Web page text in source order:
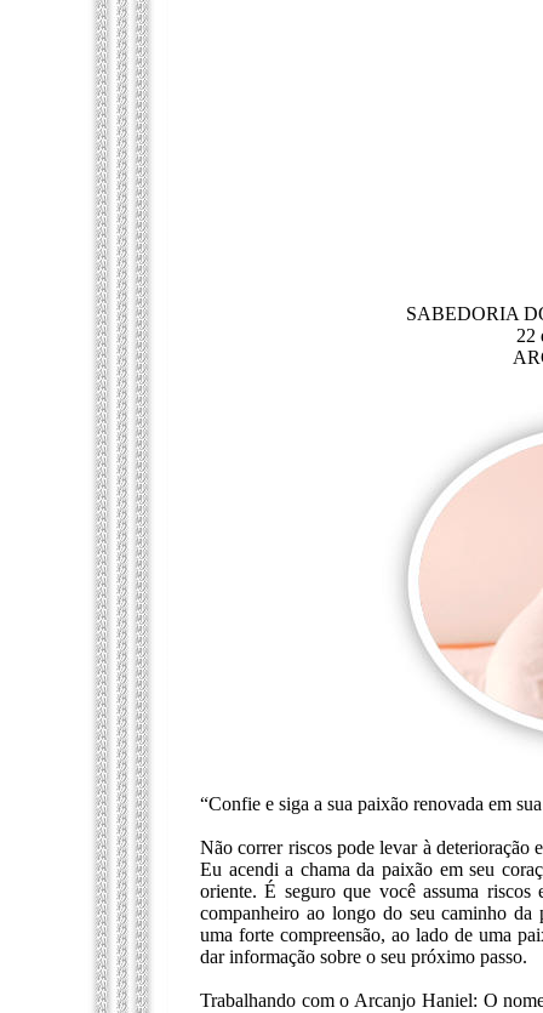
SABEDORIA
22
“Confie e siga a sua paixão renovada em
Não correr riscos pode levar à deterioração
Eu acendi a chama da paixão em seu
oriente. É seguro que você assuma riscos
companheiro ao longo do seu caminho
uma forte compreensão, ao lado de uma
dar informação sobre o seu próximo passo.
Trabalhando com o Arcanjo Haniel: O